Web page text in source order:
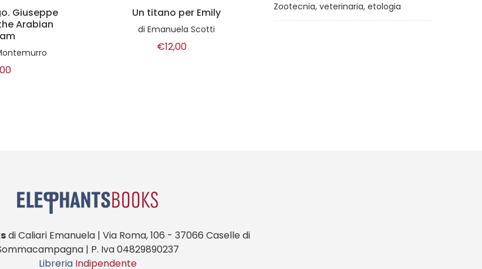
Giuseppe
Arabian
Un titano per Emily
di Emanuela Scotti
€12,00
Il libro completo del cavallo
Zootecnia, veterinaria, etologia
di Caliari Emanuela | Via Roma, 106 - 37066 Caselle di
| P. Iva 04829890237
Libreria Indipendente